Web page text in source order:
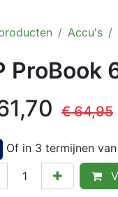
Accu's
ProBook
€64,95
Of in 3 termijnen